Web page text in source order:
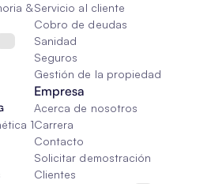
& Trapo
Servicio al cliente
Cobro de deudas
Sanidad
Seguros
Gestión de la propiedad
101
Empresa
Acerca de nosotros
Carrera
Contacto
Solicitar demostración
Clientes